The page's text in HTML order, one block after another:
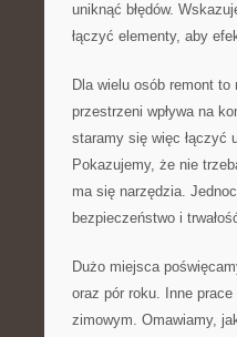
uniknąć błędów.
łączyć elementy, aby
Dla wielu osób remont
przestrzeni wpływa na
staramy się więc łączyć
Pokazujemy, że nie
ma się narzędzia.
bezpieczeństwo i
Dużo miejsca
oraz pór roku. Inne
zimowym. Omawiamy,